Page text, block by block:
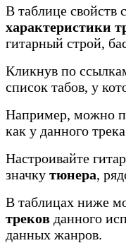
В таблице свойств
характеристики
гитарный строй,
Кликнув по
список табов, у
Например, можно
как у данного
Настроивайте
значку тюнера,
В таблицах ниже
треков данного
данных жанров.